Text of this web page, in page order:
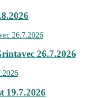
26.7.2026
19.7.2026